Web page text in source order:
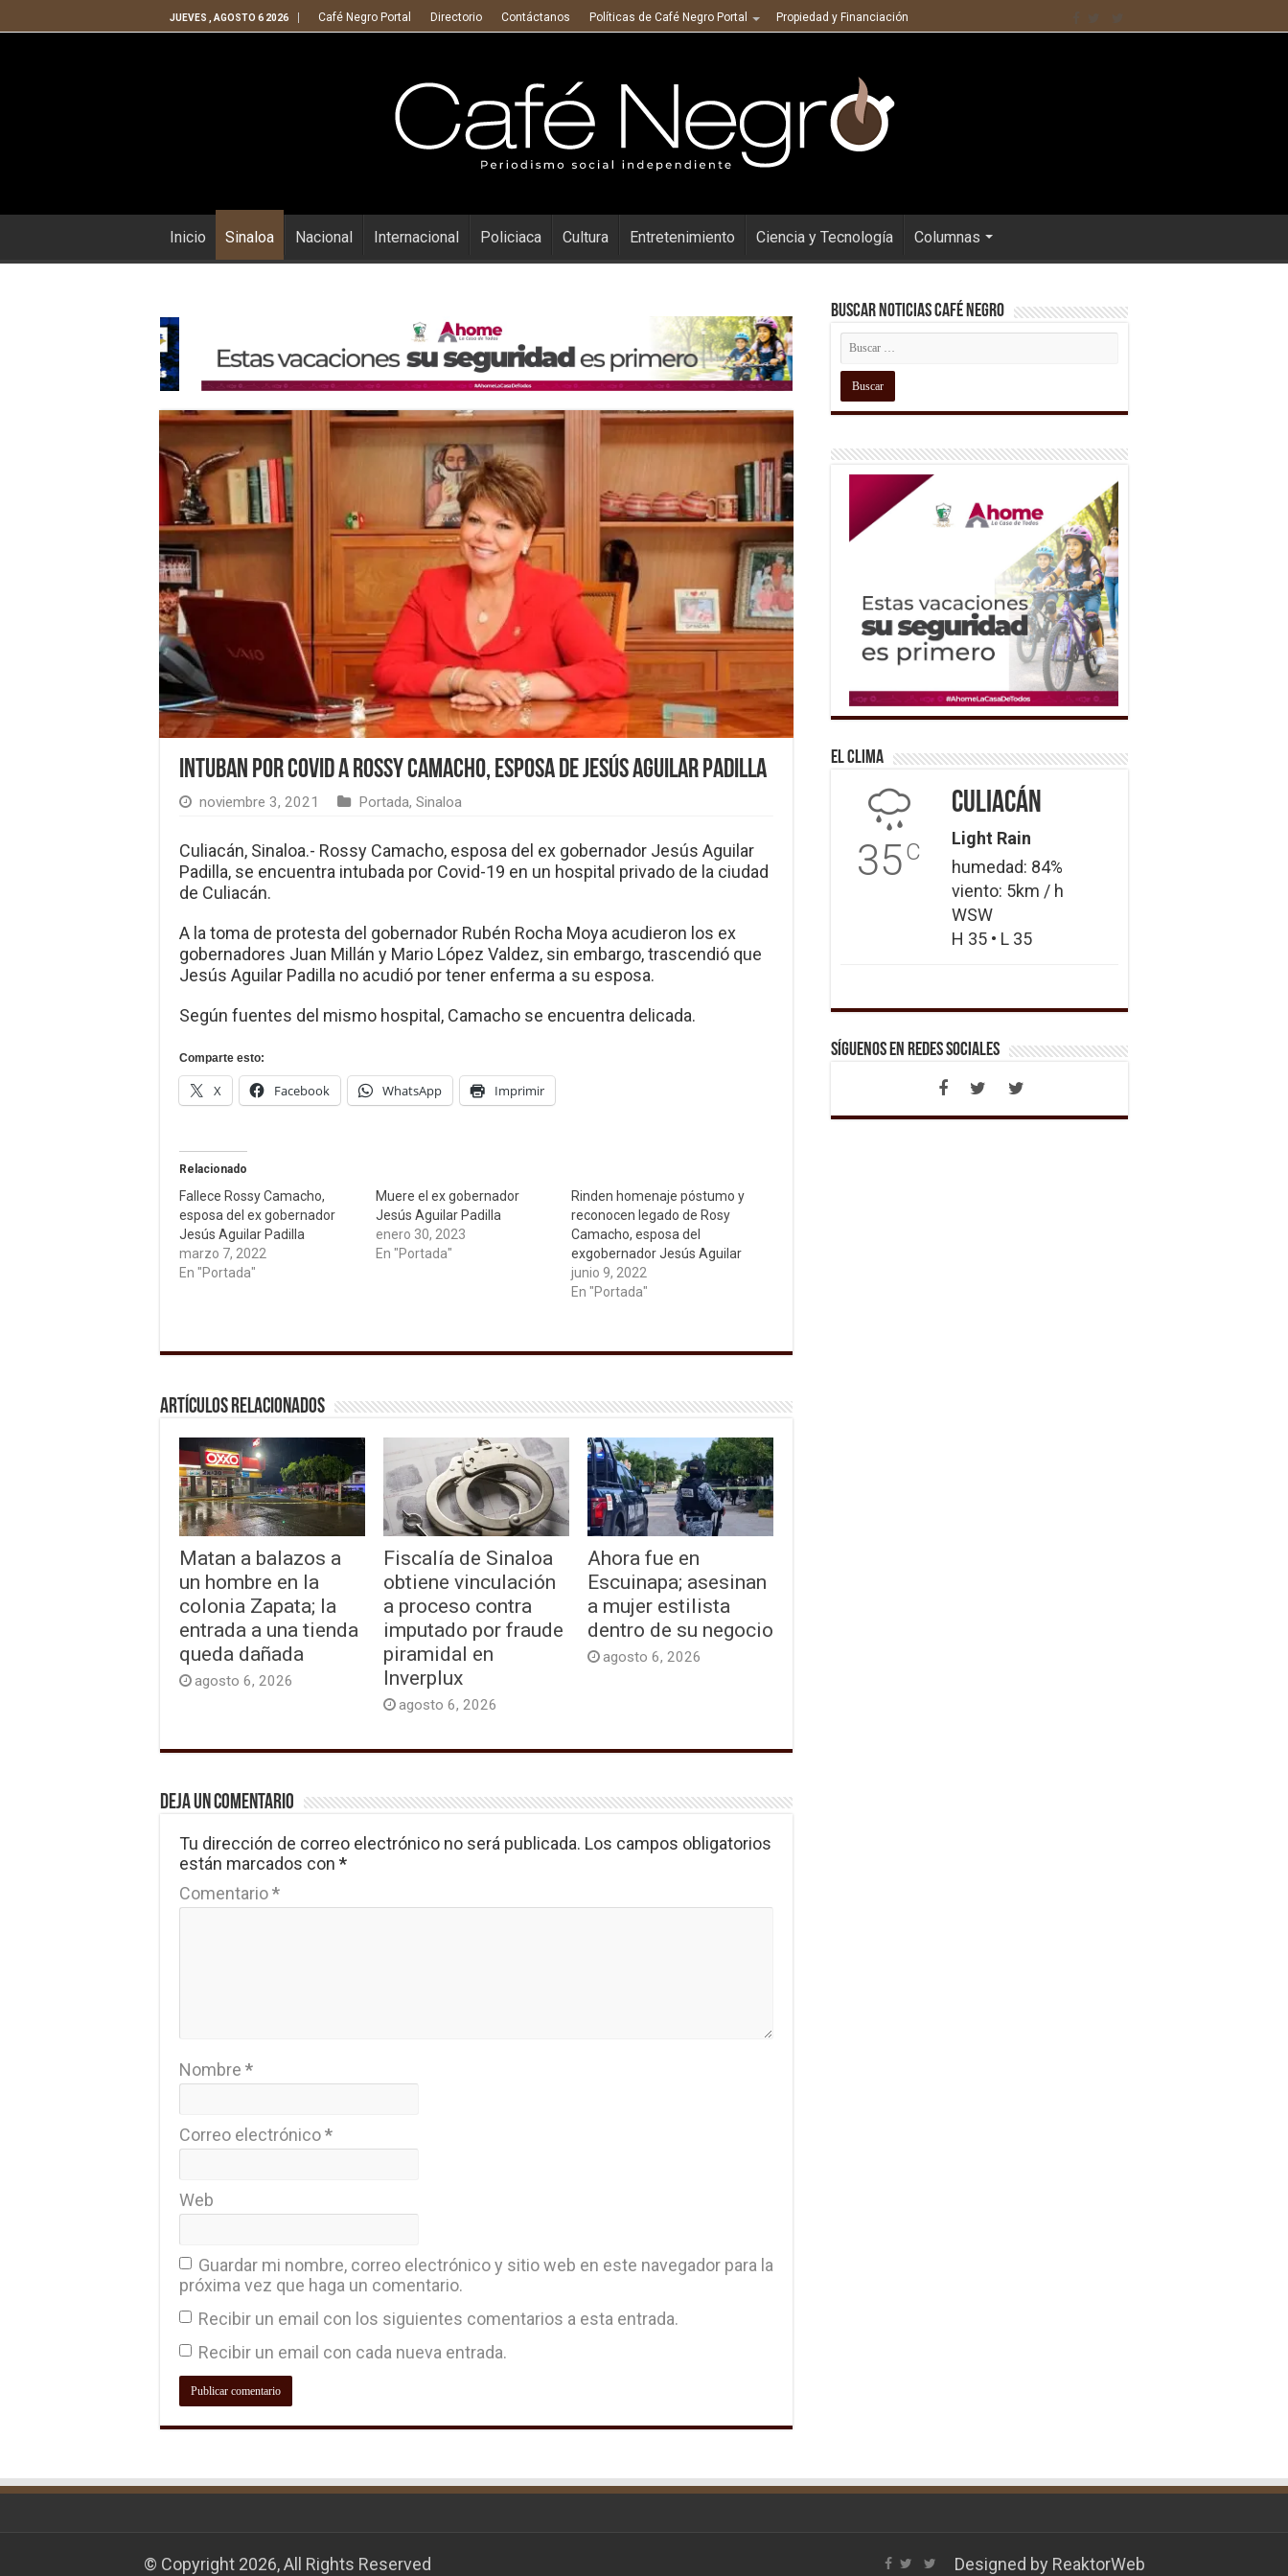
JUEVES , AGOSTO 6 2026 Café Negro Portal Directorio Contáctanos Políticas de Café Negro Portal Propiedad y Financiación
Inicio Sinaloa Nacional Internacional Policiaca Cultura Entretenimiento Ciencia y Tecnología Columnas
Intuban por Covid a Rossy Camacho, esposa de Jesús Aguilar Padilla
noviembre 3, 2021 Portada, Sinaloa
Culiacán, Sinaloa.- Rossy Camacho, esposa del ex gobernador Jesús Aguilar
Padilla, se encuentra intubada por Covid-19 en un hospital privado de la ciudad
de Culiacán.
A la toma de protesta del gobernador Rubén Rocha Moya acudieron los ex
gobernadores Juan Millán y Mario López Valdez, sin embargo, trascendió que
Jesús Aguilar Padilla no acudió por tener enferma a su esposa.
Según fuentes del mismo hospital, Camacho se encuentra delicada.
Comparte esto:
X Facebook WhatsApp Imprimir
Relacionado
Fallece Rossy Camacho,
esposa del ex gobernador
Jesús Aguilar Padilla
marzo 7, 2022
En "Portada"
Muere el ex gobernador
Jesús Aguilar Padilla
enero 30, 2023
En "Portada"
Rinden homenaje póstumo y
reconocen legado de Rosy
Camacho, esposa del
exgobernador Jesús Aguilar
junio 9, 2022
En "Portada"
Artículos relacionados
Matan a balazos a
un hombre en la
colonia Zapata; la
entrada a una tienda
queda dañada
agosto 6, 2026
Fiscalía de Sinaloa
obtiene vinculación
a proceso contra
imputado por fraude
piramidal en
Inverplux
agosto 6, 2026
Ahora fue en
Escuinapa; asesinan
a mujer estilista
dentro de su negocio
agosto 6, 2026
Deja un comentario
Tu dirección de correo electrónico no será publicada. Los campos obligatorios
están marcados con *
Comentario*
Nombre *
Correo electrónico*
Web
Guardar mi nombre, correo electrónico y sitio web en este navegador para la
próxima vez que haga un comentario.
Recibir un email con los siguientes comentarios a esta entrada.
Recibir un email con cada nueva entrada.
Buscar Noticias Café Negro
El Clima
35C
Culiacán
Light Rain
humedad: 84%
viento: 5km / h
WSW
H 35 • L 35
Síguenos en Redes Sociales
Designed by ReaktorWeb
© Copyright 2026, All Rights Reserved